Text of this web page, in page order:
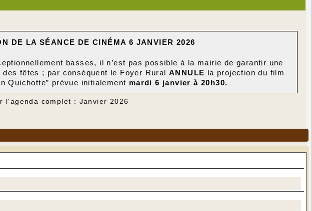
DE LA S ÉANCE DE CIN É MA 6 JANVIER 2026
basses, il n’est pas possible à la mairie de garantir une
fêtes ; par conséquent le Foyer Rural
ANNULE la projection du film
Quichotte” prévue initialement mardi 6 janvier à 20h30.
l'agenda complet : Janvier 2026